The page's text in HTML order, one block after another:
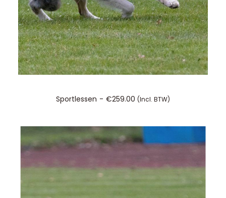
TOEVOEGEN AAN WINKELWAGEN
Sportlessen €259.00 (incl. BTW)